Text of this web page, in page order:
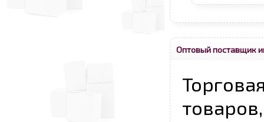
Оптовый поставщик